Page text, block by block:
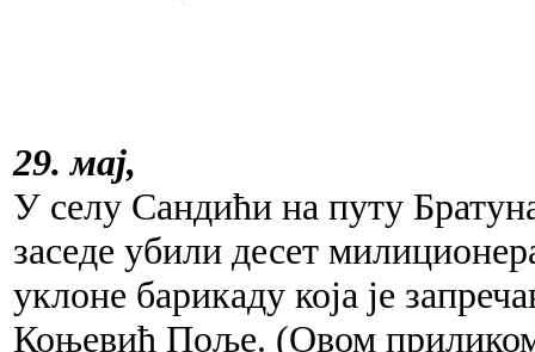
29. мај,
У селу Сандићи на путу
заседе убили десет
уклоне барикаду која је
Коњевић Поље. (Овом